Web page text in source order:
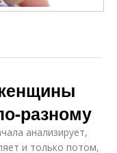
разному
анализирует,
и только потом,